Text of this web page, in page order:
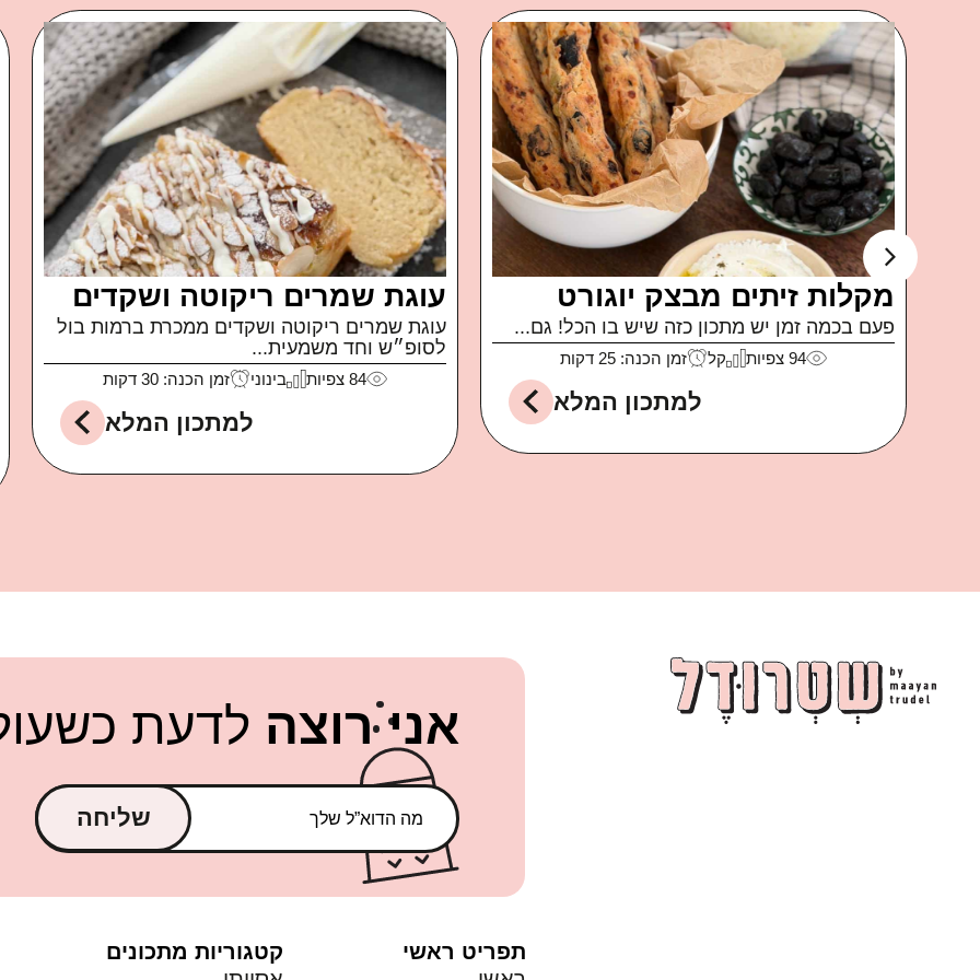
קוביות בייגל
קבלו מתכון חלום לאירוח או סתם לארוחת ערב
או לקופסאות...
למתכון המלא
פטה מטוגנת
איך קרה שאכלתי חבילה שלמה של פטה כבשים
של משק...
99צפיות קל זמן הכנה: 10 דקות
למתכון המלא
אני רוצה לדעת
שליחה
תפריט ראשי
קטגוריות מתכונים